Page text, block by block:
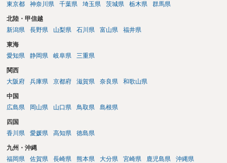
東京都
神奈川県 千葉県 埼玉県 茨城県 栃木県 群馬県
北陸・甲信越
新潟県
長野県 山梨県 石川県 富山県 福井県
東海
愛知県
静岡県 岐阜県 三重県
関西
大阪府
兵庫県 京都府 滋賀県 奈良県 和歌山県
中国
広島県
岡山県 山口県 鳥取県 島根県
四国
香川県
愛媛県 高知県 徳島県
九州・沖縄
福岡県
佐賀県 長崎県 熊本県 大分県 宮崎県 鹿児島県 沖縄県